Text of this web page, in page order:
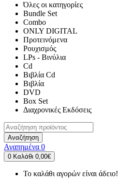
Όλες οι κατηγορίες
Bundle Set
Combo
ONLY DIGITAL
Προτεινόμενα
Ρουχισμός
LPs - Βινύλια
Cd
Βιβλία Cd
Βιβλία
DVD
Box Set
Διαχρονικές Εκδόσεις
Αναζήτηση
Αγαπημένα 0
0 Καλάθι 0,00€
Το καλάθι αγορών είναι άδειο!